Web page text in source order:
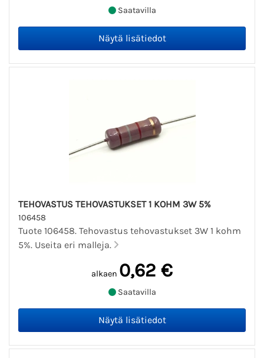
Saatavilla
TEHOVASTUS TEHOVASTUKSET 1 KOHM 3W 5%
106458
Tuote 106458. Tehovastus tehovastukset 3W 1 kohm
5%. Useita eri malleja.
alkaen 0,62 €
Saatavilla